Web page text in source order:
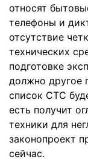
относят
телефоны и
отсутствие
технических
подготовке
должно другое
список СТС
есть получит
техники для
законопроект
сейчас.